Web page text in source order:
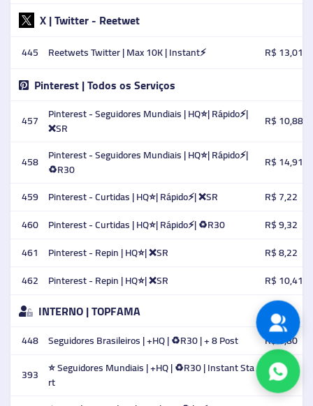
X | Twitter - Reetwet
445 Reetwets Twitter | Max 10K | Instant⚡️ R$ 13,01
Pinterest | Todos os Serviços
457
Pinterest - Seguidores Mundiais | HQ⭐️| Rápido⚡️|
❌SR
R$ 10,88
458 Pinterest - Seguidores Mundiais | HQ⭐️| Rápido⚡️|
♻️R30
R$ 14,91
459 Pinterest - Curtidas | HQ⭐️| Rápido⚡️| ❌SR
R$ 7,22
460 Pinterest - Curtidas | HQ⭐️| Rápido⚡️| ♻️R30
R$ 9,32
461
Pinterest - Repin | HQ⭐️| ❌SR
R$ 8,22
462
Pinterest - Repin | HQ⭐️| ❌SR R$ 10,41
INTERNO | TOPFAMA
448 Seguidores Brasileiros | +HQ | ♻️R30 | + 8 Post
R$ 6,80
393 ⭐ Seguidores Mundiais | +HQ | ♻️R30 | Instant Sta
rt
R$ 2,18